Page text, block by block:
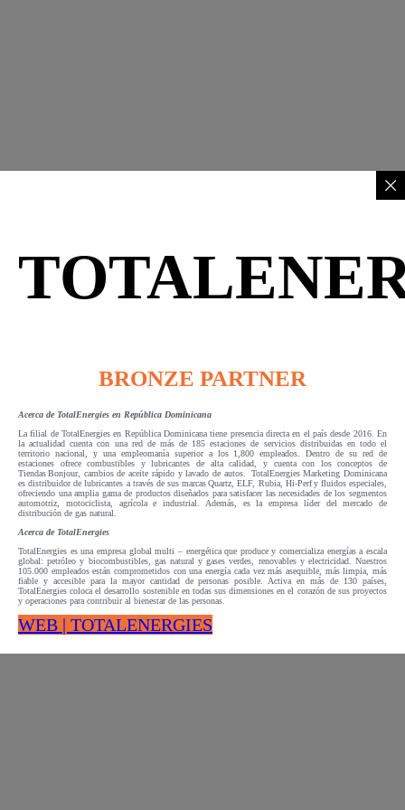
BRONZE PARTNER
Acerca de TotalEnergies en República Dominicana
La filial de TotalEnergies en República Dominicana tiene presencia directa en el país desde 2016. En
la actualidad cuenta con una red de más de 185 estaciones de servicios distribuidas en todo el
territorio nacional, y una empleomanía superior a los 1,800 empleados. Dentro de su red de
estaciones ofrece combustibles y lubricantes de alta calidad, y cuenta con los conceptos de
Tiendas Bonjour, cambios de aceite rápido y lavado de autos. TotalEnergies Marketing Dominicana
es distribuidor de lubricantes a través de sus marcas Quartz, ELF, Rubia, Hi-Perf y fluidos especiales,
ofreciendo una amplia gama de productos diseñados para satisfacer las necesidades de los segmentos
automotriz, motociclista, agrícola e industrial. Además, es la empresa líder del mercado de
distribución de gas natural.
Acerca de TotalEnergies
TotalEnergies es una empresa global multi – energética que produce y comercializa energías a escala
global: petróleo y biocombustibles, gas natural y gases verdes, renovables y electricidad. Nuestros
105.000 empleados están comprometidos con una energía cada vez más asequible, más limpia, más
fiable y accesible para la mayor cantidad de personas posible. Activa en más de 130 países,
TotalEnergies coloca el desarrollo sostenible en todas sus dimensiones en el corazón de sus proyectos
y operaciones para contribuir al bienestar de las personas.
WEB | TOTALENERGIES